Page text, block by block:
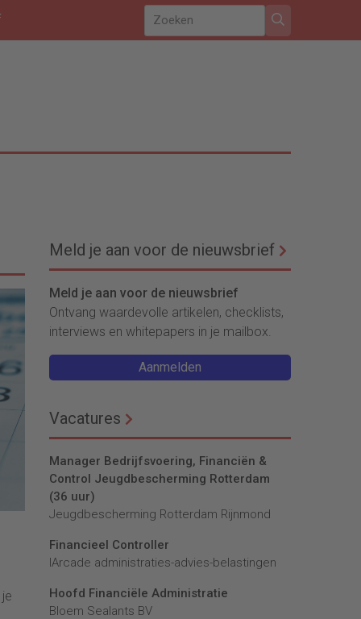
Meld je aan voor de nieuwsbrief
Meld je aan voor de nieuwsbrief
Ontvang waardevolle artikelen, checklists,
interviews en whitepapers in je mailbox.
Aanmelden
Vacatures
Manager Bedrijfsvoering, Financiën &
Control Jeugdbescherming Rotterdam
(36 uur)
Jeugdbescherming Rotterdam Rijnmond
Financieel Controller
lArcade administraties-advies-belastingen
Hoofd Financiële Administratie
Bloem Sealants BV